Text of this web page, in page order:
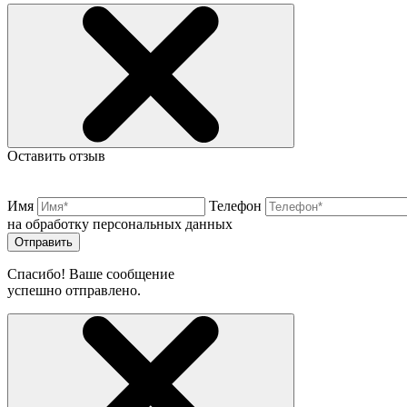
Оставить отзыв
Имя Телефон
на обработку персональных данных
Отправить
Спасибо! Ваше сообщение
успешно отправлено.